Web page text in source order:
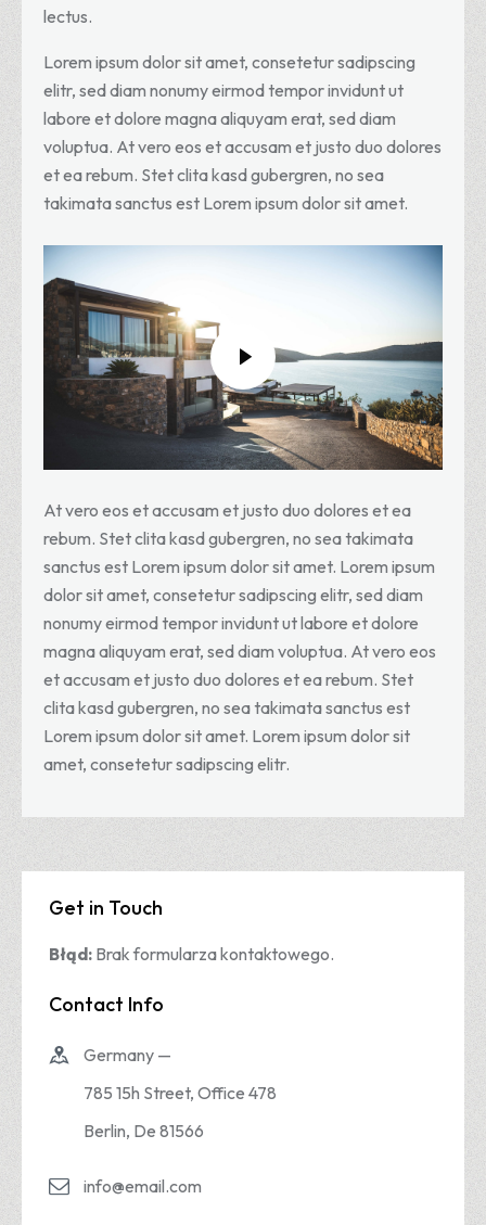
lectus.
Lorem ipsum dolor sit amet, consetetur sadipscing
elitr, sed diam nonumy eirmod tempor invidunt ut
labore et dolore magna aliquyam erat, sed diam
voluptua. At vero eos et accusam et justo duo dolores
et ea rebum. Stet clita kasd gubergren, no sea
takimata sanctus est Lorem ipsum dolor sit amet.
At vero eos et accusam et justo duo dolores et ea
rebum. Stet clita kasd gubergren, no sea takimata
sanctus est Lorem ipsum dolor sit amet. Lorem ipsum
dolor sit amet, consetetur sadipscing elitr, sed diam
nonumy eirmod tempor invidunt ut labore et dolore
magna aliquyam erat, sed diam voluptua. At vero eos
et accusam et justo duo dolores et ea rebum. Stet
clita kasd gubergren, no sea takimata sanctus est
Lorem ipsum dolor sit amet. Lorem ipsum dolor sit
amet, consetetur sadipscing elitr.
Get in Touch
Błąd: Brak formularza kontaktowego.
Contact Info
Germany —
785 15h Street, Office 478
Berlin, De 81566
info@email.com